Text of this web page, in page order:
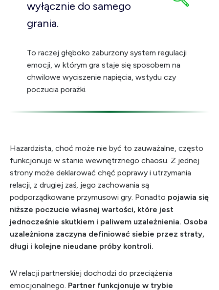
wyłącznie do samego
grania.
To raczej głęboko zaburzony system regulacji
emocji, w którym gra staje się sposobem na
chwilowe wyciszenie napięcia, wstydu czy
poczucia porażki.
Hazardzista, choć może nie być to zauważalne, często
funkcjonuje w stanie wewnętrznego chaosu. Z jednej
strony może deklarować chęć poprawy i utrzymania
relacji, z drugiej zaś, jego zachowania są
podporządkowane przymusowi gry. Ponadto pojawia się
niższe poczucie własnej wartości, które jest
jednocześnie skutkiem i paliwem uzależnienia. Osoba
uzależniona zaczyna definiować siebie przez straty,
długi i kolejne nieudane próby kontroli.
W relacji partnerskiej dochodzi do przeciążenia
emocjonalnego. Partner funkcjonuje w trybie